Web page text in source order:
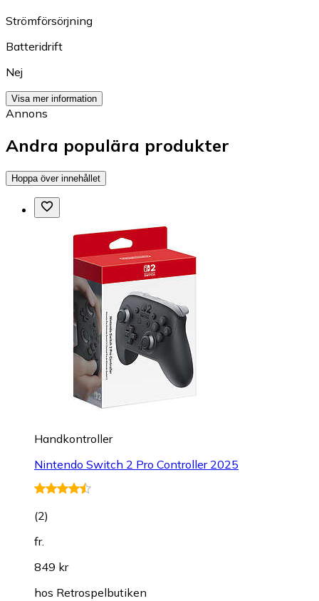
Strömförsörjning
Batteridrift
Nej
Visa mer information
Annons
Andra populära produkter
Hoppa över innehållet
Handkontroller
Nintendo Switch 2 Pro Controller 2025
(2)
fr.
849 kr
hos Retrospelbutiken